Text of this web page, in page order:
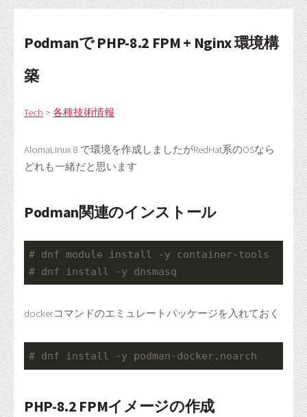
Podmanで PHP-8.2 FPM + Nginx 環境構
築
Tech > 各種技術情報
AlomaLinux 8 で環境を作成しましたがRedHat系のOSなら
どれも一緒だと思います
Podman関連のインストール
# dnf module install -y container-tools
# dnf install -y dnsmasq
dockerコマンドのエミュレートパッケージを入れておく
# dnf install -y podman-docker.noarch
PHP-8.2 FPMイメージの作成